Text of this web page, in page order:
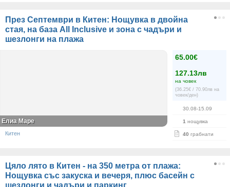
През Септември в Китен: Нощувка в двойна
стая, на база All Inclusive и зона с чадъри и
шезлонги на плажа
65.00€
127.13лв
на човек
(36.25€ / 70.90лв на
човек/ден)
30.08-15.09
1 нощувка
40 грабнати
Елиа Маре
Китен
Цяло лято в Китен - на 350 метра от плажа:
Нощувка със закуска и вечеря, плюс басейн с
шезлонги и чадъри и паркинг